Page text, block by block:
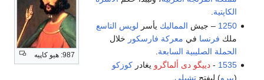
987: هيو كاپيه
الكاپتية
1250 – جيش المماليك يأسر لويس التاسع
ملك فرنسا في معركة فارسكور خلال
الحملة الصليبية السابعة
1535
-دييگو دى ألماگرو يغادركوزكو
(پيرو) ليفتحتشيلى